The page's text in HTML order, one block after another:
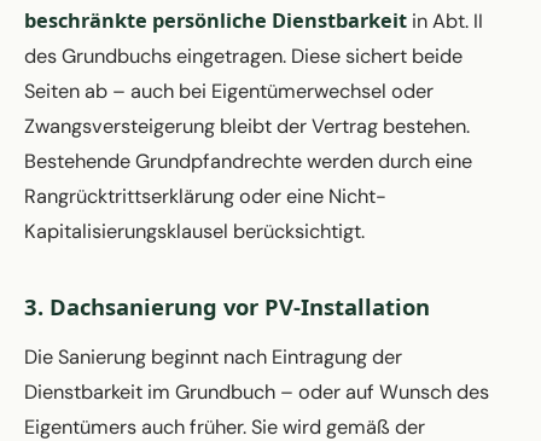
beschränkte persönliche Dienstbarkeit in Abt. II
des Grundbuchs eingetragen. Diese sichert beide
Seiten ab – auch bei Eigentümerwechsel oder
Zwangsversteigerung bleibt der Vertrag bestehen.
Bestehende Grundpfandrechte werden durch eine
Rangrücktrittserklärung oder eine Nicht-
Kapitalisierungsklausel berücksichtigt.
3. Dachsanierung vor PV-Installation
Die Sanierung beginnt nach Eintragung der
Dienstbarkeit im Grundbuch – oder auf Wunsch des
Eigentümers auch früher. Sie wird gemäß der